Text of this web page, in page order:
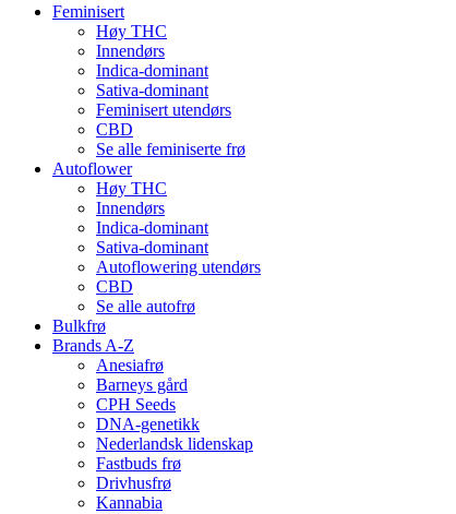
Feminisert
Høy THC
Innendørs
Indica-dominant
Sativa-dominant
Feminisert utendørs
CBD
Se alle feminiserte frø
Autoflower
Høy THC
Innendørs
Indica-dominant
Sativa-dominant
Autoflowering utendørs
CBD
Se alle autofrø
Bulkfrø
Brands A-Z
Anesiafrø
Barneys gård
CPH Seeds
DNA-genetikk
Nederlandsk lidenskap
Fastbuds frø
Drivhusfrø
Kannabia